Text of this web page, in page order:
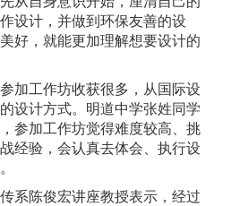
设计，并做到环保友善的设
好，就能更加理解想要设计的
加工作坊收获很多，从国际设
设计方式。明道中学张姓同学
参加工作坊觉得难度较高、挑
经验，会认真去体会、执行设
系陈俊宏讲座教授表示，经过